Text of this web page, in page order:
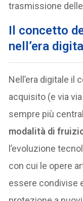
trasmissione
Il concetto
nell’era
Nell’era digitale il
acquisito (e via
sempre più
modalità di
l’evoluzione
con cui le opere
essere condivise